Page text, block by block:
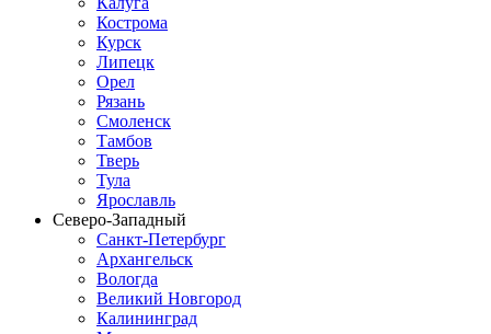
Кострома
Курск
Липецк
Орел
Рязань
Смоленск
Тамбов
Тверь
Тула
Ярославль
Северо-Западный
Санкт-Петербург
Архангельск
Вологда
Великий Новгород
Калининград